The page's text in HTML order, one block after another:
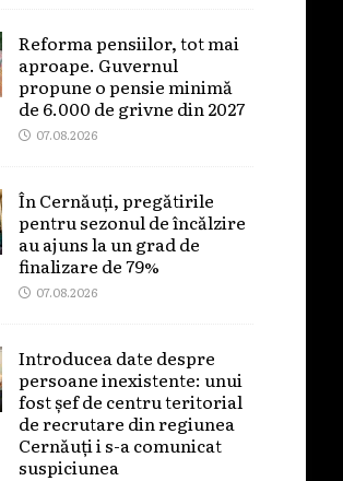
Reforma pensiilor, tot mai
aproape. Guvernul
propune o pensie minimă
de 6.000 de grivne din 2027
07.08.2026
În Cernăuți, pregătirile
pentru sezonul de încălzire
au ajuns la un grad de
finalizare de 79%
07.08.2026
Introducea date despre
persoane inexistente: unui
fost șef de centru teritorial
de recrutare din regiunea
Cernăuți i s-a comunicat
suspiciunea